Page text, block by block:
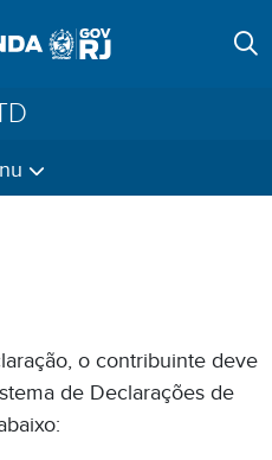
o contribuinte deve
de Declarações de